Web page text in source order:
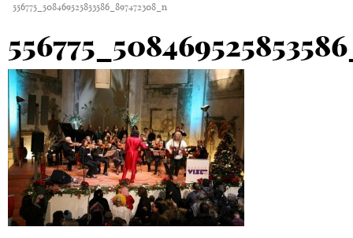
GALERIE
KONTAKTY
OBCHOD
KOŠÍK
EN
556775_508469525853586_897472308_n